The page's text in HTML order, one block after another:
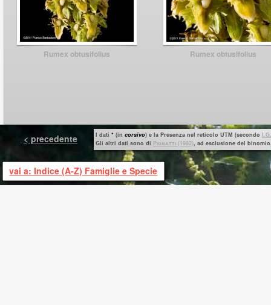
Rumex obtusifolius Rumex obtusifolius
< precedente I dati * (in corsivo) e la Presenza nel reticolo UTM (secondo
Gli altri dati sono di Pignatti (1982), ad esclusione del
vai a: Indice (A-Z) Famiglie e Specie